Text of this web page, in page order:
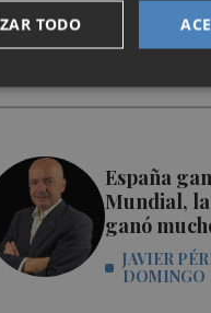
España
Mundial,
ganó
JAVIER
DOMINGO
TODO